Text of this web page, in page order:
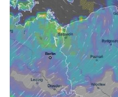
trwającemu
przypominać
od połowy maja.Już w
oknem będą mocno
miejscami wyrządzą
przyniesie
nielicznymi
przelotne opady